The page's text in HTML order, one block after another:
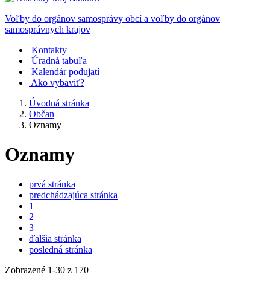
Voľby do orgánov samosprávy obcí a voľby do orgánov
samosprávnych krajov
Kontakty
Úradná tabuľa
Kalendár podujatí
Ako vybaviť?
Úvodná stránka
Občan
Oznamy
Oznamy
prvá stránka
predchádzajúca stránka
1
2
3
ďalšia stránka
posledná stránka
Zobrazené 1-30 z 170